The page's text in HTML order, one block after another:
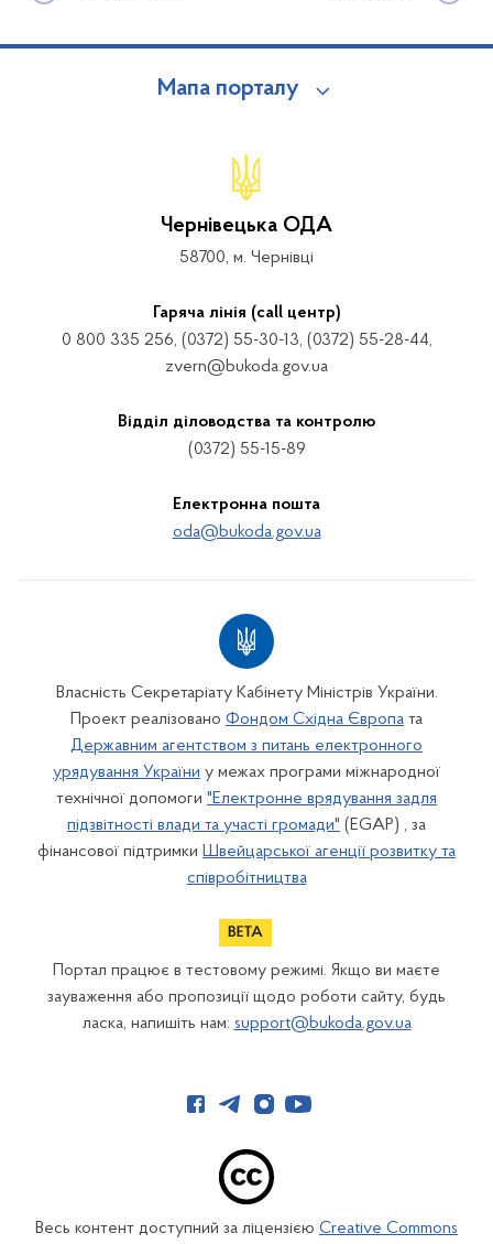
Мапа порталу
Чернівецька ОДА
58700, м. Чернівці
Гаряча лінія (call центр)
0 800 335 256, (0372) 55-30-13, (0372) 55-28-44,
zvern@bukoda.gov.ua
Відділ діловодства та контролю
(0372) 55-15-89
Електронна пошта
oda@bukoda.gov.ua
Власність Секретаріату Кабінету Міністрів України.
Проект реалізовано Фондом Східна Європа та
Державним агентством з питань електронного
урядування України у межах програми міжнародної
технічної допомоги "Електронне врядування задля
підзвітності влади та участі громади" (EGAP) , за
фінансової підтримки Швейцарської агенції розвитку та
співробітництва
Портал працює в тестовому режимі. Якщо ви маєте
зауваження або пропозиції щодо роботи сайту, будь
ласка, напишіть нам: support@bukoda.gov.ua
Весь контент доступний за ліцензією Creative Commons